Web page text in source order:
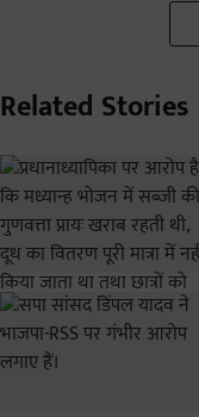
Related Stories